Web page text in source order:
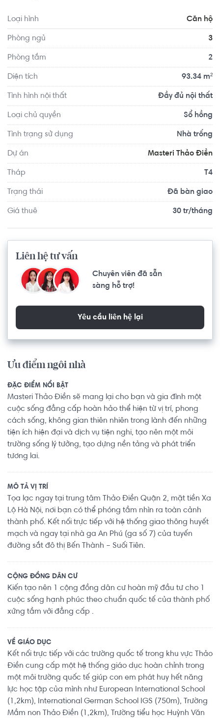
như: Bệnh viện Quốc Tế Mỹ - AIH, Phòng khám Family
Medical Practice...
Loại hình Căn hộ
Phòng ngủ 3
Phòng tắm 2
Diện tích 93.34 m²
Tình hình nội thất Đầy đủ nội thất
Loại chủ quyền Sổ hồng
Tình trạng sử dụng Nhà trống
Dự án Masteri Thảo Điền
Tháp T4
Trạng thái Đã bàn giao
Giá thuê 30 tr/tháng
Liên hệ tư vấn
Chuyên viên đã sẵn
sàng hỗ trợ!
Yêu cầu liên hệ lại
Ưu điểm ngôi nhà
ĐẶC ĐIỂM NỔI BẬT
Masteri Thảo Điền sẽ mang lại cho bạn và gia đình một
cuộc sống đẳng cấp hoàn hảo thể hiện từ vị trí, phong
cách sống, không gian thiên nhiên trong lành đến những
tiện ích hiện đại và dịch vụ tiện nghi, tạo nên một môi
trường sống lý tưởng, tạo dựng nền tảng và phát triển
tương lai.
MÔ TẢ VỊ TRÍ
Tọa lạc ngay tại trung tâm Thảo Điền Quận 2, mặt tiền Xa
Lộ Hà Nội, nơi bạn có thể phóng tầm nhìn ra toàn cảnh
thành phố. Kết nối trực tiếp với hệ thống giao thông huyết
mạch và ngay tại nhà ga An Phú (ga số 7) của tuyến
đường sắt đô thị Bến Thành – Suối Tiên.
CỘNG ĐỒNG DÂN CƯ
Kiến tạo nên 1 cộng đồng dân cư hoàn mỹ đầu tư cho 1
cuộc sống hạnh phúc theo chuẩn quốc tế của thành phố
xứng tầm với đẳng cấp .
VỀ GIÁO DỤC
Kết nối trực tiếp với các trường quốc tế trong khu vực Thảo
Điền cung cấp một hệ thống giáo dục hoàn chỉnh trong
một môi trường quốc tế giúp con em phát huy hết năng
lực học tập của mình như European International School
(1,2km), International German School IGS (750m), Trường
Mầm non Thảo Điền (1,2km), Trường tiểu học Huỳnh Văn